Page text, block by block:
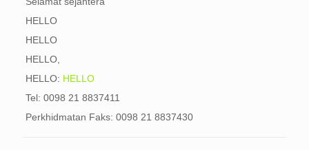
HELLO
HELLO
HELLO,
HELLO: HELLO
Tel: 0098 21 8837411
Perkhidmatan Faks: 0098 21 8837430